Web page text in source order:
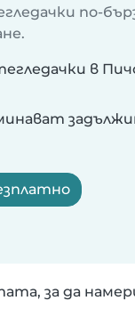
по-
в
за да